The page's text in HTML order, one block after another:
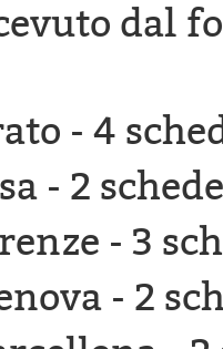
dal
- 4
- 2
- 3
- 2